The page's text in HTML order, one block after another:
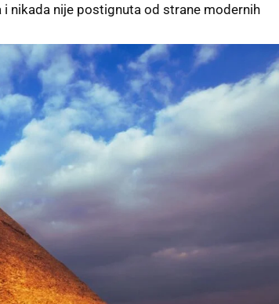
nikada nije postignuta od strane modernih